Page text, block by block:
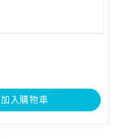
加入購物車